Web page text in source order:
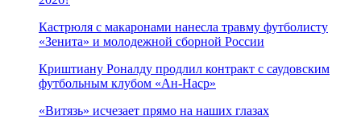
Кастрюля с макаронами нанесла травму футболисту
«Зенита» и молодежной сборной России
Криштиану Роналду продлил контракт с саудовским
футбольным клубом «Ан-Наср»
«Витязь» исчезает прямо на наших глазах